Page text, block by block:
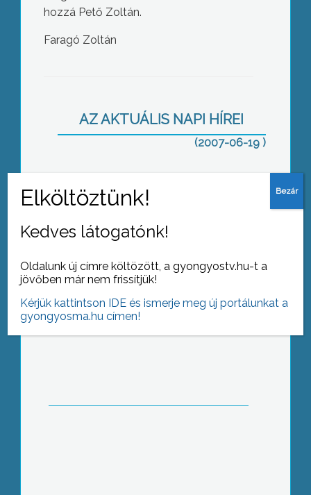
hozzá Pető Zoltán.
Faragó Zoltán
AZ AKTUÁLIS NAPI HÍREI
(2007-06-19 )
Bioenergia konferencia
Riadó! Hőség!
Kedves látogatónk!
Oldalunk új címre költözött, a gyongyostv.hu-t a
jövőben már nem frissítjük!
Kérjük kattintson IDE és ismerje meg új portálunkat a
gyongyosma.hu címen!